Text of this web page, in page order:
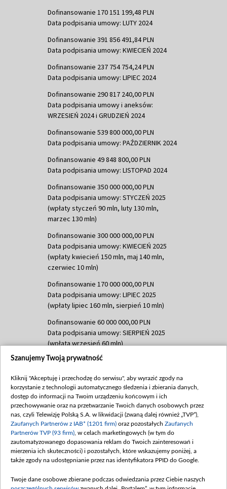
Dofinansowanie 170 151 199,48 PLN
Data podpisania umowy: LUTY 2024
Dofinansowanie 391 856 491,84 PLN
Data podpisania umowy: KWIECIEŃ 2024
Dofinansowanie 237 754 754,24 PLN
Data podpisania umowy: LIPIEC 2024
Dofinansowanie 290 817 240,00 PLN
Data podpisania umowy i aneksów:
WRZESIEŃ 2024 i GRUDZIEŃ 2024
Dofinansowanie 539 800 000,00 PLN
Data podpisania umowy: PAŹDZIERNIK 2024
Dofinansowanie 49 848 800,00 PLN
Data podpisania umowy: LISTOPAD 2024
Dofinansowanie 350 000 000,00 PLN
Data podpisania umowy: STYCZEŃ 2025
(wpłaty styczeń 90 mln, luty 130 mln,
marzec 130 mln)
Dofinansowanie 300 000 000,00 PLN
Data podpisania umowy: KWIECIEŃ 2025
(wpłaty kwiecień 150 mln, maj 140 mln,
czerwiec 10 mln)
Dofinansowanie 170 000 000,00 PLN
Data podpisania umowy: LIPIEC 2025
(wpłaty lipiec 160 mln, sierpień 10 mln)
Dofinansowanie 60 000 000,00 PLN
Data podpisania umowy: SIERPIEŃ 2025
(wpłata wrzesień 60 mln)
Dofinansowanie 635 783 051,21 PLN
(wpłata wrzesień 100 mln, październik 350
mln, listopad 265 mln)
Dofinansowanie 48 862 000,00 PLN
Data podpisania umowy: GRUDZIEŃ 2025
(wpłata grudzień 60,548 mln)
Dofinansowanie 900 000 000,00 PLN
Data podpisania umowy: LUTY 2026 (wpłata
kwiecień 180 mln, 7 maja 180 mln, 8
Szanujemy Twoją prywatność
Kliknij "Akceptuję i przechodzę do serwisu", aby wyrazić zgody na
korzystanie z technologii automatycznego śledzenia i zbierania danych,
dostęp do informacji na Twoim urządzeniu końcowym i ich
przechowywanie oraz na przetwarzanie Twoich danych osobowych przez
nas, czyli Telewizję Polską S.A. w likwidacji (zwaną dalej również „TVP”),
Zaufanych Partnerów z IAB* (1201 firm) oraz pozostałych Zaufanych
Partnerów TVP (93 firm) , w celach marketingowych (w tym do
zautomatyzowanego dopasowania reklam do Twoich zainteresowań i
mierzenia ich skuteczności) i pozostałych, które wskazujemy poniżej, a
także zgody na udostępnianie przez nas identyfikatora PPID do Google.
Twoje dane osobowe zbierane podczas odwiedzania przez Ciebie naszych